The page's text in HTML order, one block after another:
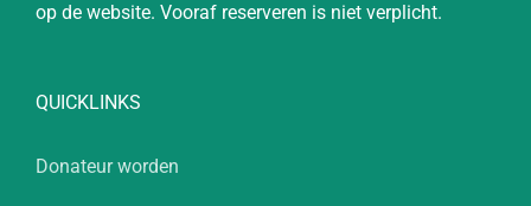
op de website. Vooraf reserveren is niet verplicht.
QUICKLINKS
Donateur worden